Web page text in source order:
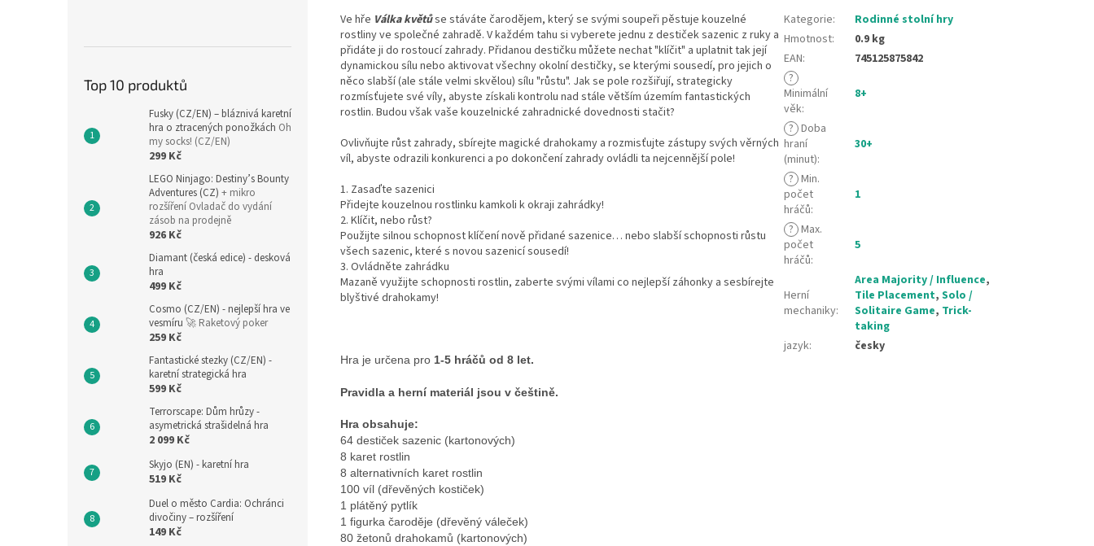
Top 10 produktů
Fusky (CZ/EN) – bláznivá karetní
hra o ztracených ponožkách Oh
my socks! (CZ/EN)
299 Kč
LEGO Ninjago: Destiny’s Bounty
Adventures (CZ) + mikro
rozšíření Ovladač do vydání
zásob na prodejně
926 Kč
Diamant (česká edice) - desková
hra
499 Kč
Cosmo (CZ/EN) - nejlepší hra ve
vesmíru 🚀 Raketový poker
259 Kč
Fantastické stezky (CZ/EN) -
karetní strategická hra
599 Kč
Terrorscape: Dům hrůzy -
asymetrická strašidelná hra
2 099 Kč
Skyjo (EN) - karetní hra
519 Kč
Duel o město Cardia: Ochránci
divočiny – rozšíření
149 Kč
Ve hře Válka květůse stáváte čarodějem, který se svými soupeři pěstuje kouzelné
rostliny ve společné zahradě. V každém tahu si vyberete jednu z destiček sazenic z ruky a
přidáte ji do rostoucí zahrady. Přidanou destičku můžete nechat "klíčit" a uplatnit tak její
dynamickou sílu nebo aktivovat všechny okolní destičky, se kterými sousedí, pro jejich o
něco slabší (ale stále velmi skvělou) sílu "růstu". Jak se pole rozšiřují, strategicky
rozmísťujete své víly, abyste získali kontrolu nad stále větším územím fantastických
rostlin. Budou však vaše kouzelnické zahradnické dovednosti stačit?
Ovlivňujte růst zahrady, sbírejte magické drahokamy a rozmisťujte zástupy svých věrných
víl, abyste odrazili konkurenci a po dokončení zahrady ovládli ta nejcennější pole!
1. Zasaďte sazenici
Přidejte kouzelnou rostlinku kamkoli k okraji zahrádky!
2. Klíčit, nebo růst?
Použijte silnou schopnost klíčení nově přidané sazenice… nebo slabší schopnosti růstu
všech sazenic, které s novou sazenicí sousedí!
3. Ovládněte zahrádku
Mazaně využijte schopnosti rostlin, zaberte svými vílami co nejlepší záhonky a sesbírejte
blyštivé drahokamy!
Hra je určena pro 1-5 hráčů od 8 let.
Pravidla a herní materiál jsou v češtině.
Hra obsahuje:
64 destiček sazenic (kartonových)
8 karet rostlin
8 alternativních karet rostlin
100 víl (dřevěných kostiček)
1 plátěný pytlík
1 figurka čaroděje (dřevěný váleček)
80 žetonů drahokamů (kartonových)
Kategorie:
Rodinné stolní hry
Hmotnost:
0.9 kg
EAN:
745125875842
?
Minimální
věk:
8+
? Doba
hraní
(minut):
30+
? Min.
počet
hráčů:
1
? Max.
počet
hráčů:
5
Herní
mechaniky:
Area Majority / Influence,
Tile Placement,Solo /
Solitaire Game, Trick-
taking
jazyk: česky